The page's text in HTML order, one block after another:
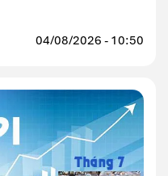
04/08/2026 - 10:50